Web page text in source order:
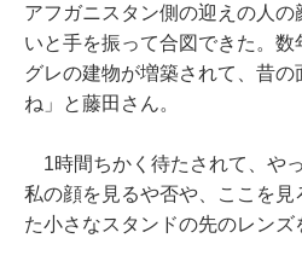
アフガニスタン側の迎えの人
いと手を振って合図できた。数
グレの建物が増築されて、昔の
ね」と藤田さん。
1時間ちかく待たされて、や
私の顔を見るや否や、ここを
た小さなスタンドの先のレンズ